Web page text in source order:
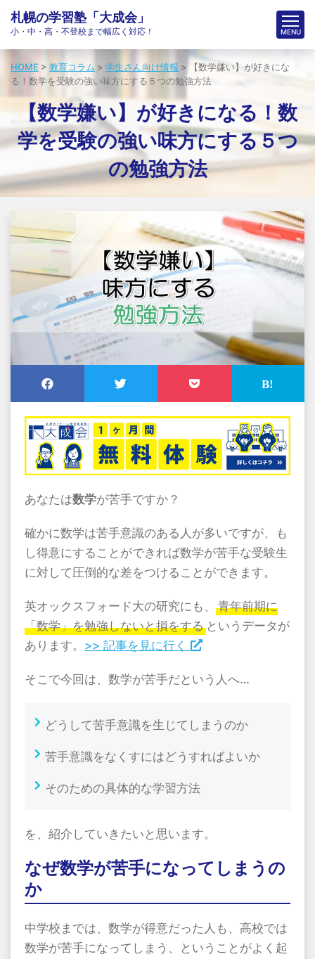
札幌の学習塾「大成会」
小・中・高・不登校まで幅広く対応！
HOME > 教育コラム > 学生さん向け情報 >
【数学嫌い】が好きにな
る！数学を受験の強い味方にする５つの勉強方法
【数学嫌い】が好きになる！数
学を受験の強い味方にする５つ
の勉強方法
あなたは数学が苦手ですか？
確かに数学は苦手意識のある人が多いですが、も
し得意にすることができれば数学が苦手な受験生
に対して圧倒的な差をつけることができます。
英オックスフォード大の研究にも、
青年前期に
「数学」を勉強しないと損をする というデータが
あります。 >> 記事を見に行く
そこで今回は、数学が苦手だという人へ…
どうして苦手意識を生じてしまうのか
苦手意識をなくすにはどうすればよいか
そのための具体的な学習方法
を、紹介していきたいと思います。
なぜ数学が苦手になってしまうの
か
中学校までは、数学が得意だった人も、高校では
数学が苦手になってしまう、ということがよく起